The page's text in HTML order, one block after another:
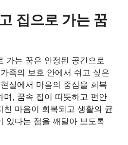
집으로 가는 꿈
가는 꿈은 안정된 공간으로
족의 보호 안에서 쉬고 싶은
실에서 마음의 중심을 회복
며, 꿈속 집이 따뜻하고 편안
친 마음이 회복되고 생활의 균
있다는 점을 깨달아 보도록